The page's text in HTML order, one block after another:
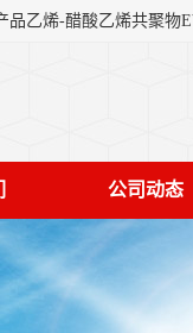
公司动态